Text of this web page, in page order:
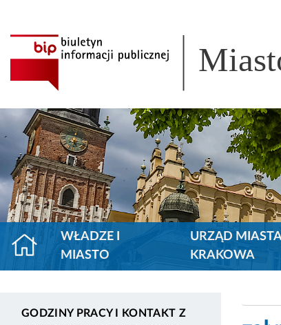
WŁADZE I
MIASTO
URZĄD MIASTA
KRAKOWA
GODZINY PRACY I KONTAKT Z